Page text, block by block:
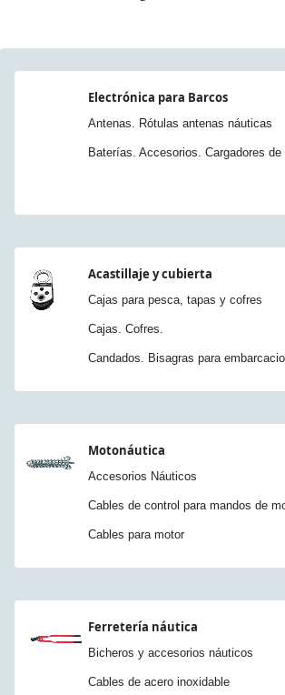
Electrónica para Barcos
Antenas. Rótulas antenas náuticas
Baterías. Accesorios. Cargadores de
Acastillaje y cubierta
Cajas para pesca, tapas y cofres
Cajas. Cofres.
Candados. Bisagras para
Motonáutica
Accesorios Náuticos
Cables de control para mandos de
Cables para motor
Ferretería náutica
Bicheros y accesorios náuticos
Cables de acero inoxidable